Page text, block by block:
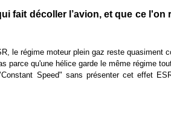
fait décoller l’avion, et que ce
le régime moteur plein gaz reste quasiment
parce qu'une hélice garde le même régime
Speed" sans présenter cet effet